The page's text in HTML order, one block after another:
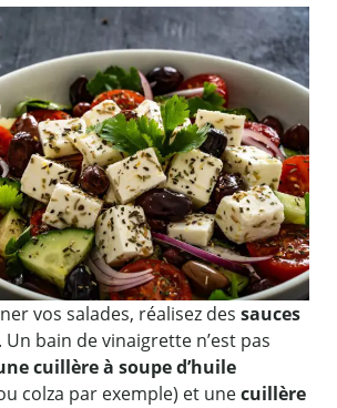
vos salades, réalisez des sauces
. Un bain de vinaigrette n’est pas
cuillère à soupe d’huile
colza par exemple) et unecuillère